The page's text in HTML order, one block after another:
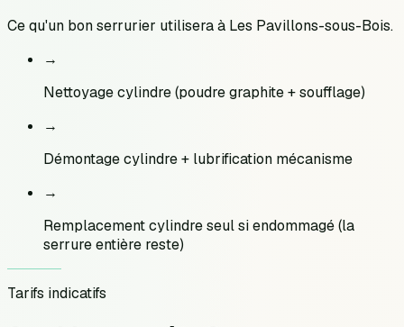
Ce qu'un bon serrurier utilisera à Les Pavillons-sous-Bois.
→
Nettoyage cylindre (poudre graphite + soufflage)
→
Démontage cylindre + lubrification mécanisme
→
Remplacement cylindre seul si endommagé (la
serrure entière reste)
Tarifs indicatifs